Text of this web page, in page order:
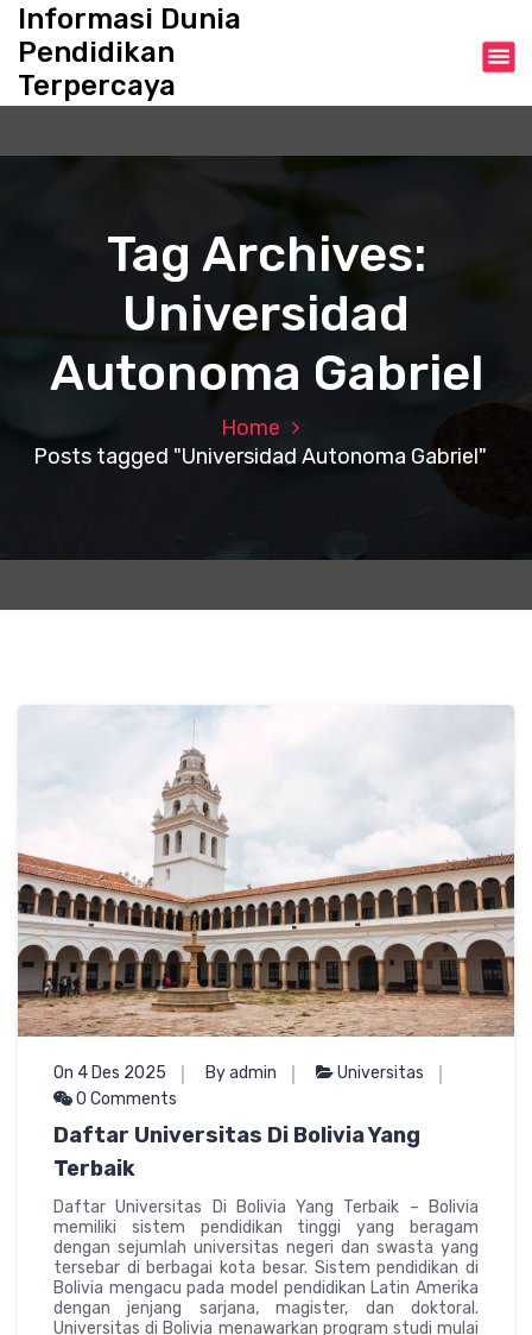
Informasi Dunia
Pendidikan
Terpercaya
Tag Archives:
Universidad
Autonoma Gabriel
Home
Posts tagged "Universidad Autonoma Gabriel"
On 4 Des 2025 By admin
Universitas
0 Comments
Daftar Universitas Di Bolivia Yang
Terbaik
Daftar Universitas Di Bolivia Yang Terbaik – Bolivia
memiliki sistem pendidikan tinggi yang beragam
dengan sejumlah universitas negeri dan swasta yang
tersebar di berbagai kota besar. Sistem pendidikan di
Bolivia mengacu pada model pendidikan Latin Amerika
dengan jenjang sarjana, magister, dan doktoral.
Universitas di Bolivia menawarkan program studi mulai